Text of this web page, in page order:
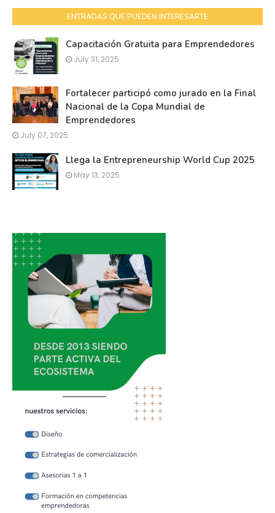
ENTRADAS QUE PUEDEN INTERESARTE
Capacitación Gratuita para Emprendedores
July 31, 2025
Fortalecer participó como jurado en la Final
Nacional de la Copa Mundial de
Emprendedores
July 07, 2025
Llega la Entrepreneurship World Cup 2025
May 13, 2025